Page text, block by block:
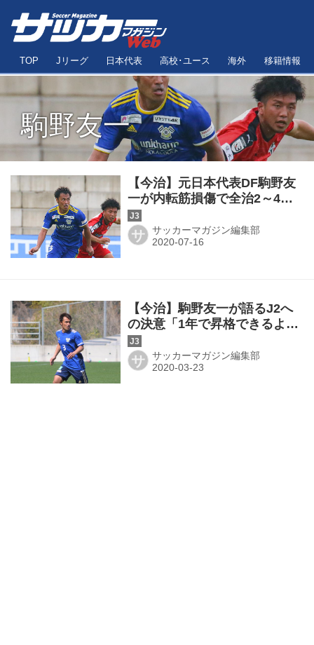
TOP Jリーグ 日本代表 高校･ユース 海外 移籍情報
駒野友一
【今治】元日本代表DF駒野友
一が内転筋損傷で全治2～4週
間
サ サッカーマガジン編集部
【今治】駒野友一が語るJ2へ
の決意「1年で昇格できるよう
に」
サ サッカーマガジン編集部